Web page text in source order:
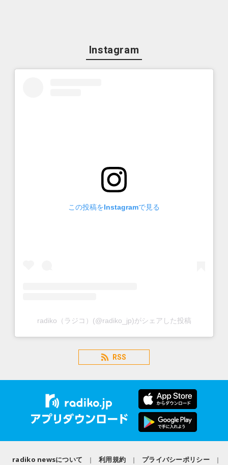
Instagram
この投稿をInstagramで見る
radiko（ラジコ）(@radiko_jp)がシェアした投稿
RSS
radiko newsについて 利用規約
プライバシーポリシー